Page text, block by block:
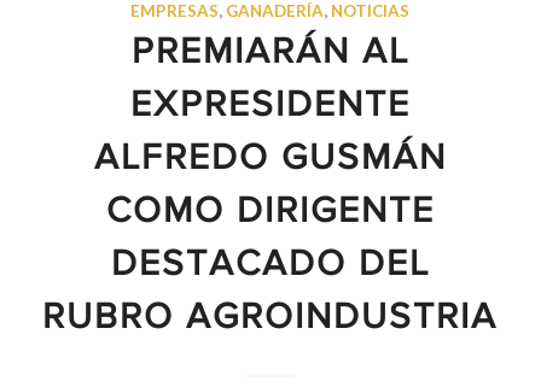
EMPRESAS, GANADERÍA, NOTICIAS
PREMIARÁN AL
EXPRESIDENTE
ALFREDO GUSMÁN
COMO DIRIGENTE
DESTACADO DEL
RUBRO AGROINDUSTRIA